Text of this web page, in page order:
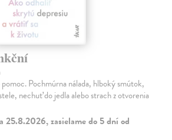
Pochmúrna nálada, hlboký smútok,
nechuť do jedla alebo strach z otvorenia
25.8.2026, zasielame do 5 dní od